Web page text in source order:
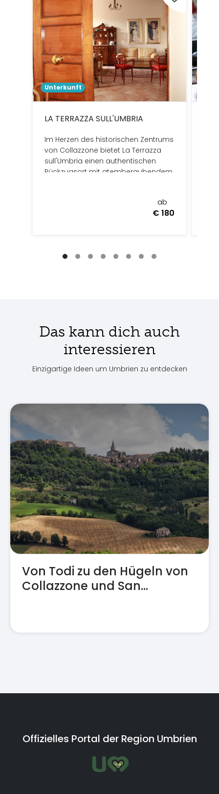
Unterkunft
LA TERRAZZA SULL'UMBRIA
Im Herzen des historischen Zentrums
von Collazzone bietet La Terrazza
sull'Umbria einen authentischen
Rückzugsort mit atemberaubendem
ab
€ 180
Das kann dich auch
interessieren
Einzigartige Ideen um Umbrien zu entdecken
Von Todi zu den Hügeln von
Collazzone und San
Offizielles Portal der Region Umbrien